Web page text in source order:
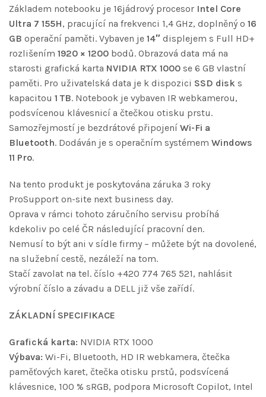
Základem notebooku je 16jádrový procesor Intel Core
Ultra 7 155H, pracující na frekvenci 1,4 GHz, doplněný o 16
GB operační paměti. Vybaven je 14″ displejem s Full HD+
rozlišením 1920 × 1200 bodů. Obrazová data má na
starosti grafická karta NVIDIA RTX 1000 se 6 GB vlastní
paměti. Pro uživatelská data je k dispozici SSD disk s
kapacitou 1 TB. Notebook je vybaven IR webkamerou,
podsvícenou klávesnicí a čtečkou otisku prstu.
Samozřejmostí je bezdrátové připojení Wi-Fi a
Bluetooth. Dodáván je s operačním systémem Windows
11 Pro.
Na tento produkt je poskytována záruka 3 roky
ProSupport on-site next business day.
Oprava v rámci tohoto záručního servisu probíhá
kdekoliv po celé ČR následující pracovní den.
Nemusí to být ani v sídle firmy – můžete být na dovolené,
na služební cestě, nezáleží na tom.
Stačí zavolat na tel. číslo +420 774 765 521, nahlásit
výrobní číslo a závadu a DELL již vše zařídí.
ZÁKLADNÍ SPECIFIKACE
Grafická karta: NVIDIA RTX 1000
Výbava: Wi-Fi, Bluetooth, HD IR webkamera, čtečka
paměťových karet, čtečka otisku prstů, podsvícená
klávesnice, 100 % sRGB, podpora Microsoft Copilot, Intel